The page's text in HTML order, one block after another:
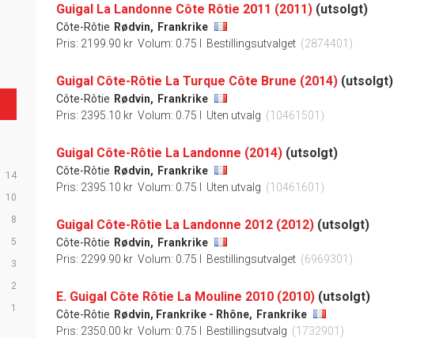
14
10
8
5
3
2
1
Guigal La Landonne Côte Rôtie 2011 (2011) (utsolgt)
Côte-Rôtie Rødvin, Frankrike
Pris: 2199.90 kr Volum: 0.75 l Bestillingsutvalget (2874401)
Guigal Côte-Rôtie La Turque Côte Brune (2014) (utsolgt)
Côte-Rôtie Rødvin, Frankrike
Pris: 2395.10 kr Volum: 0.75 l Uten utvalg (10461501)
Guigal Côte-Rôtie La Landonne (2014) (utsolgt)
Côte-Rôtie Rødvin, Frankrike
Pris: 2395.10 kr Volum: 0.75 l Uten utvalg (10461601)
Guigal Côte-Rôtie La Landonne 2012 (2012) (utsolgt)
Côte-Rôtie Rødvin, Frankrike
Pris: 2299.90 kr Volum: 0.75 l Bestillingsutvalget (6969301)
E. Guigal Côte Rôtie La Mouline 2010 (2010) (utsolgt)
Côte-Rôtie Rødvin, Frankrike - Rhône, Frankrike
Pris: 2350.00 kr Volum: 0.75 l Bestillingsutvalg (1732901)